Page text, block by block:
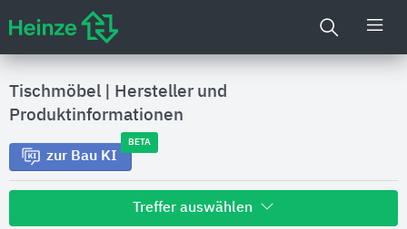
Tischmöbel
Hersteller und
Produktinformationen
zur Bau KI
BETA
Treffer auswählen